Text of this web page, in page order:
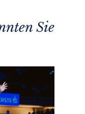
Sie